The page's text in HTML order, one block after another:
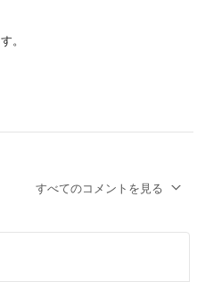
。
させていただきます。
すべてのコメントを見る